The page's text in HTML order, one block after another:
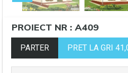
PROIECT NR : A409
PARTER PRET LA GRI